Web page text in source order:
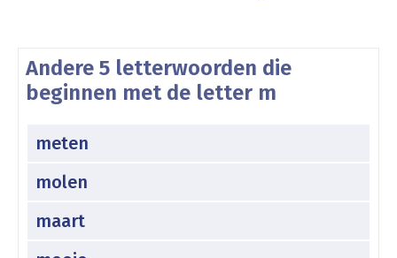
Andere 5 letterwoorden die
beginnen met de letter m
meten
molen
maart